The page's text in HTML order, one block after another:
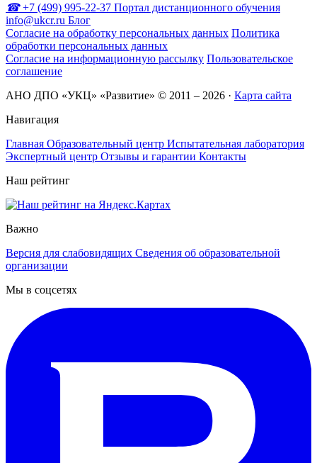
+7 (499) 995-22-37 Портал дистанционного обучения
info@ukcr.ru Блог
Согласие на обработку персональных данных Политика
обработки персональных данных
Согласие на информационную рассылку Пользовательское
соглашение
АНО ДПО «УКЦ» «Развитие» © 2011 – 2026 · Карта сайта
Навигация
Главная Образовательный центр Испытательная лаборатория
Экспертный центр Отзывы и гарантии Контакты
Наш рейтинг
Важно
Версия для слабовидящих Сведения об образовательной
организации
Мы в соцсетях